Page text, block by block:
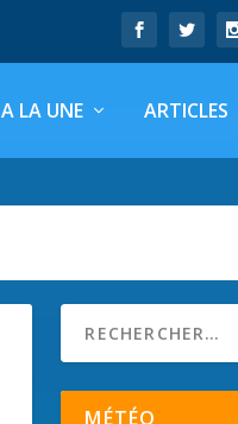
A LA UNE ARTICLES
MÉTÉO